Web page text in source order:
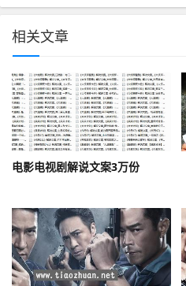
相关文章
电影电视剧解说文案3万份